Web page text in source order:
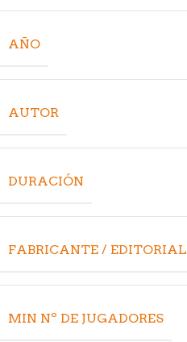
AÑO
AUTOR
DURACIÓN
FABRICANTE / EDITORIAL
MIN Nº DE JUGADORES